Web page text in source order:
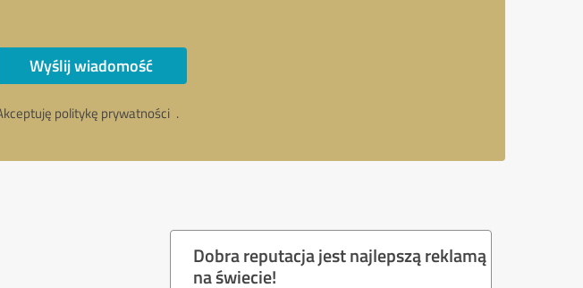
Wyślij wiadomość
politykę prywatności .
Dobra reputacja jest najlepszą reklamą
na świecie!